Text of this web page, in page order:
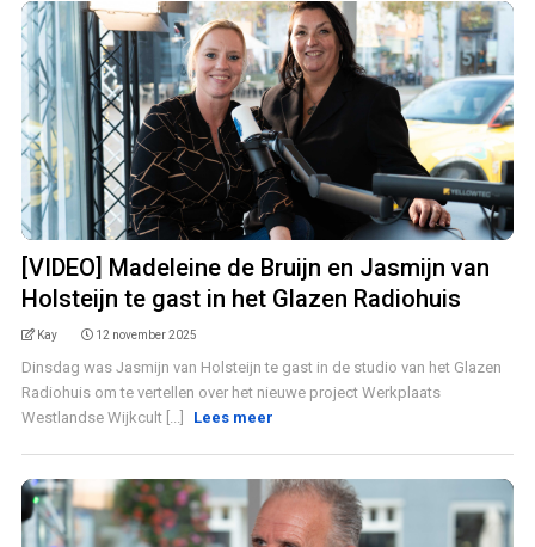
[VIDEO] Madeleine de Bruijn en Jasmijn van
Holsteijn te gast in het Glazen Radiohuis
Kay 12 november 2025
Dinsdag was Jasmijn van Holsteijn te gast in de studio van het Glazen
Radiohuis om te vertellen over het nieuwe project Werkplaats
Westlandse Wijkcult [...]
Lees meer